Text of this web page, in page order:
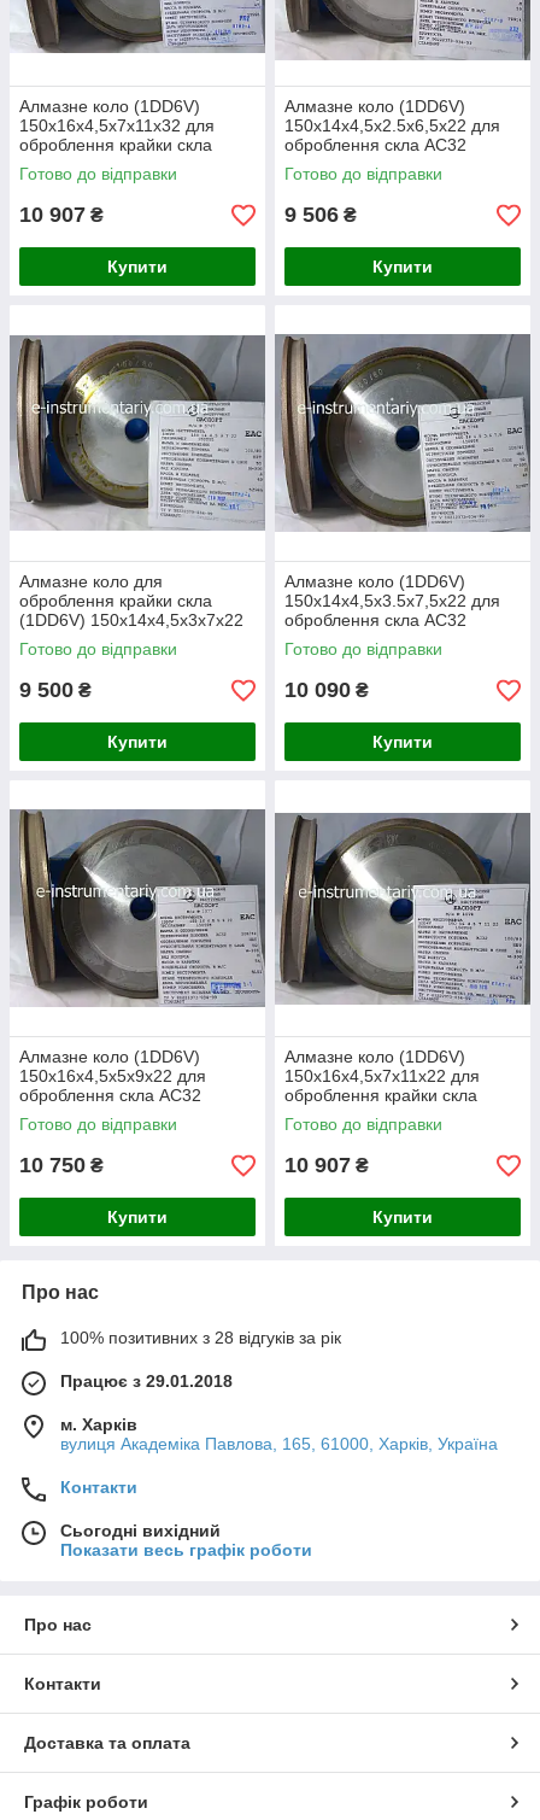
Алмазне коло (1DD6V)
150х16х4,5х7х11х32 для
оброблення крайки скла
АС32 зв'язка М-300
Готово до відправки
10 907 ₴
Купити
Алмазне коло (1DD6V)
150х14х4,5х2.5х6,5х22 для
оброблення скла АС32
зв'язка М-300
Готово до відправки
9 506 ₴
Купити
Алмазне коло для
оброблення крайки скла
(1DD6V) 150х14х4,5х3х7х22
АС32 зв'язка М-300
Готово до відправки
9 500 ₴
Купити
Алмазне коло (1DD6V)
150х14х4,5х3.5х7,5х22 для
оброблення скла АС32
зв'язка М-300
Готово до відправки
10 090 ₴
Купити
Алмазне коло (1DD6V)
150х16х4,5х5х9х22 для
оброблення скла АС32
зв'язка М-300
Готово до відправки
10 750 ₴
Купити
Алмазне коло (1DD6V)
150х16х4,5х7х11х22 для
оброблення крайки скла
АС32 зв'язка М-300
Готово до відправки
10 907 ₴
Купити
Про нас
100% позитивних з 28 відгуків за рік
Працює з 29.01.2018
м. Харків
вулиця Академіка Павлова, 165, 61000, Харків, Україна
Контакти
Сьогодні вихідний
Показати весь графік роботи
Про нас
Контакти
Доставка та оплата
Графік роботи